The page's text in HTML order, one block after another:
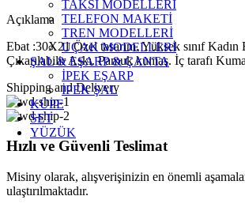
TAKSİ MODELLERİ
TELEFON MAKETİ
TREN MODELLERİ
UÇAK MODELLERİ
ŞAL & EŞARP & ÇANTA
İPEK EŞARP
İPEK ŞAL
KÜPE
SET
YÜZÜK
Açıklama
Ebat :30X21 Özel tasarım. Yüksek sınıf
Çıkarılabilir Askı. Pamuk kumaş. İç tarafı
Shipping and Delivery
Hızlı ve Güvenli Teslimat
Misiny olarak, alışverişinizin en önemli
ulaştırılmaktadır.